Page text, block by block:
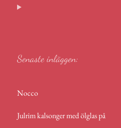
Senaste inläggen:
Nocco
Julrim kalsonger med ölglas på